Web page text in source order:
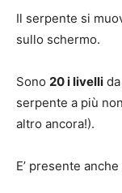
Il serpente si
sullo schermo.
Sono 20 i livelli
serpente a più
altro ancora!).
E’ presente anche